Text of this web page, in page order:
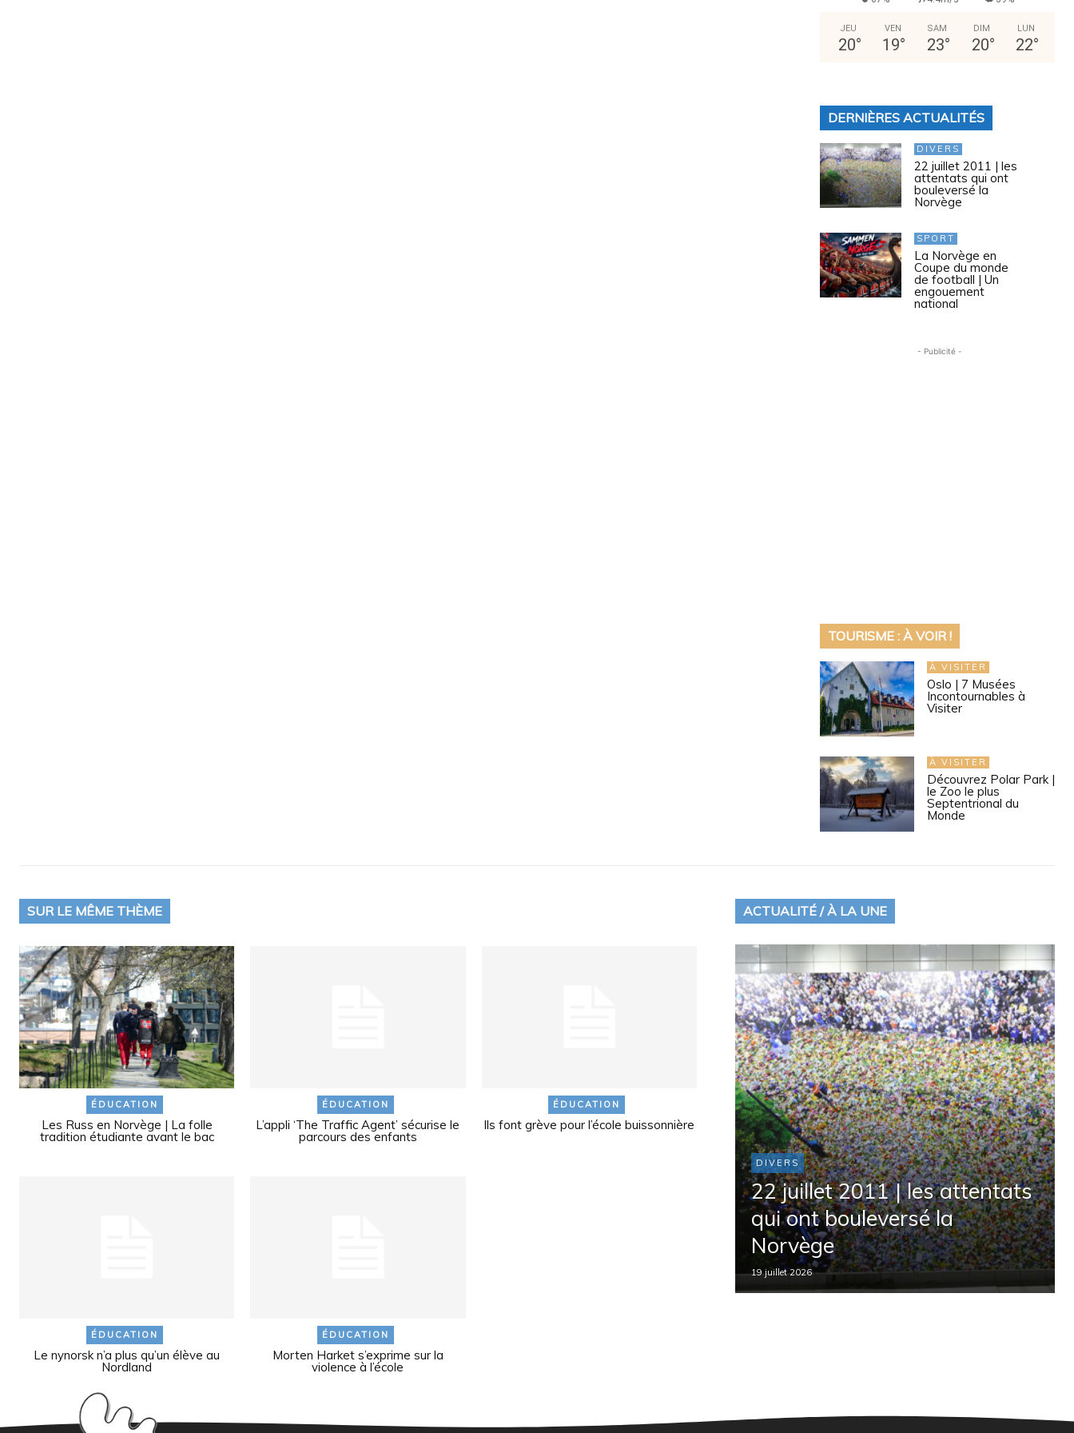
JEU
20°
VEN
19°
SAM
23°
DIM
20°
LUN
22°
DERNIÈRES ACTUALITÉS
DIVERS
22 juillet 2011 | les
attentats qui ont
bouleversé la
Norvège
SPORT
La Norvège en
Coupe du monde
de football | Un
engouement
national
- Publicité -
TOURISME : À VOIR !
À VISITER
Oslo | 7 Musées
Incontournables à
Visiter
À VISITER
Découvrez Polar Park |
le Zoo le plus
Septentrional du
Monde
SUR LE MÊME THÈME
ÉDUCATION
Les Russ en Norvège | La folle
tradition étudiante avant le bac
ÉDUCATION
L’appli ‘The Traffic Agent’ sécurise le
parcours des enfants
ÉDUCATION
Ils font grève pour l’école buissonnière
ÉDUCATION
Le nynorsk n’a plus qu’un élève au
Nordland
ÉDUCATION
Morten Harket s’exprime sur la
violence à l’école
ACTUALITÉ / À LA UNE
DIVERS
22 juillet 2011 | les attentats
qui ont bouleversé la
Norvège
19 juillet 2026